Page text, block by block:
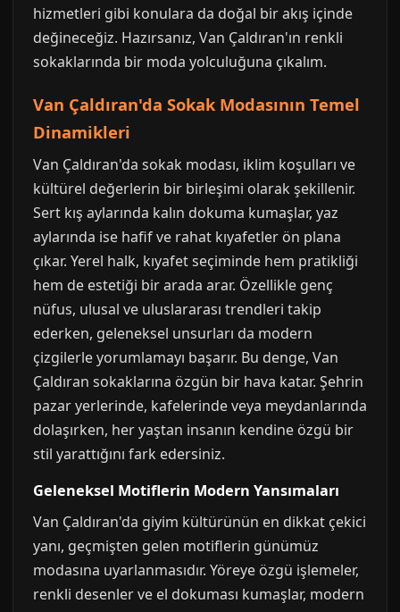
hizmetleri gibi konulara da doğal bir akış içinde
değineceğiz. Hazırsanız, Van Çaldıran'ın renkli
sokaklarında bir moda yolculuğuna çıkalım.
Van Çaldıran'da Sokak Modasının Temel
Dinamikleri
Van Çaldıran'da sokak modası, iklim koşulları ve
kültürel değerlerin bir birleşimi olarak şekillenir.
Sert kış aylarında kalın dokuma kumaşlar, yaz
aylarında ise hafif ve rahat kıyafetler ön plana
çıkar. Yerel halk, kıyafet seçiminde hem pratikliği
hem de estetiği bir arada arar. Özellikle genç
nüfus, ulusal ve uluslararası trendleri takip
ederken, geleneksel unsurları da modern
çizgilerle yorumlamayı başarır. Bu denge, Van
Çaldıran sokaklarına özgün bir hava katar. Şehrin
pazar yerlerinde, kafelerinde veya meydanlarında
dolaşırken, her yaştan insanın kendine özgü bir
stil yarattığını fark edersiniz.
Geleneksel Motiflerin Modern Yansımaları
Van Çaldıran'da giyim kültürünün en dikkat çekici
yanı, geçmişten gelen motiflerin günümüz
modasına uyarlanmasıdır. Yöreye özgü işlemeler,
renkli desenler ve el dokuması kumaşlar, modern